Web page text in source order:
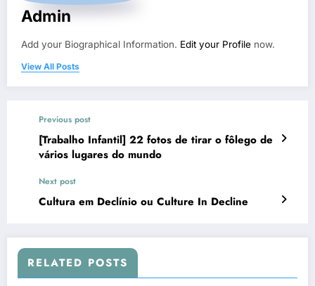
Admin
Add your Biographical Information. Edit your Profile now.
View All Posts
Previous post
[Trabalho Infantil] 22 fotos de tirar o fôlego de
vários lugares do mundo
Next post
Cultura em Declínio ou Culture In Decline
RELATED POSTS